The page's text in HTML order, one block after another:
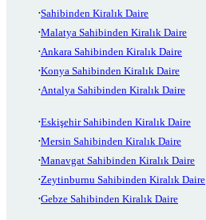
Sahibinden Kiralık Daire
Malatya Sahibinden Kiralık Daire
Ankara Sahibinden Kiralık Daire
Konya Sahibinden Kiralık Daire
Antalya Sahibinden Kiralık Daire
Eskişehir Sahibinden Kiralık Daire
Mersin Sahibinden Kiralık Daire
Manavgat Sahibinden Kiralık Daire
Zeytinburnu Sahibinden Kiralık Daire
Gebze Sahibinden Kiralık Daire